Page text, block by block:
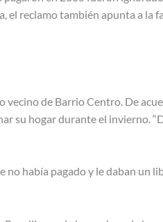
el reclamo también apunta a la
de Barrio Centro. De
su hogar durante el invierno.
no había pagado y le daban un